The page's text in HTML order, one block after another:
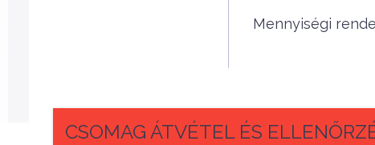
Mennyiségi
CSOMAG ÁTVÉTEL ÉS